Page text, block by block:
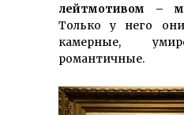
лейтмотивом –
Только у него
камерные,
романтичные.